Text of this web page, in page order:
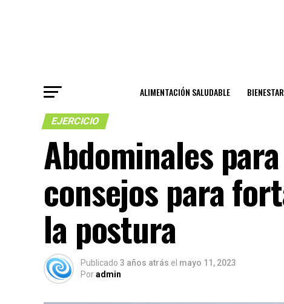
ALIMENTACIÓN SALUDABLE
EJERCICIO
Abdominales
consejos para
la postura
Publicado 3 años atrás el mayo 11, 2023
Poradmin